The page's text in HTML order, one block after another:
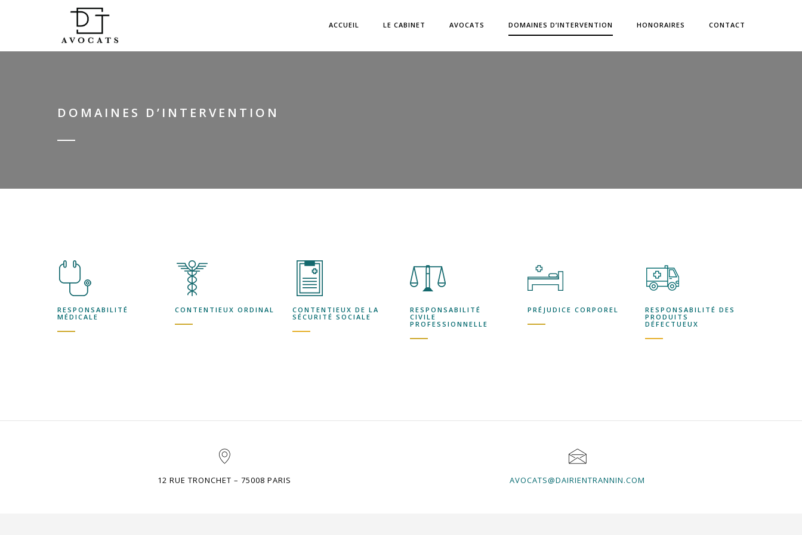
ACCUEIL LE CABINET AVOCATS DOMAINES D’INTERVENTION HONORAIRES CONTACT
DOMAINES D’INTERVENTION
RESPONSABILITÉ
MÉDICALE
CONTENTIEUX ORDINAL
CONTENTIEUX DE LA
SÉCURITÉ SOCIALE
RESPONSABILITÉ
CIVILE
PROFESSIONNELLE
PRÉJUDICE CORPOREL
RESPONSABILITÉ DES
PRODUITS
DÉFECTUEUX
12 RUE TRONCHET – 75008 PARIS AVOCATS@DAIRIENTRANNIN.COM